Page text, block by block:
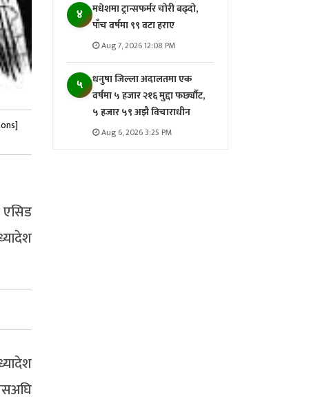
४
मधेशमा ट्रान्सफर्मर चोरी बढ्दो,
पाँच वर्षमा ९९ वटा हराए
Aug 7, 2026 12:08 PM
५
धनुषा जिल्ला अदालतमा एक
वर्षमा ५ हजार २१६ मुद्दा फर्छ्यौट,
५ हजार ५९ अझै विचाराधीन
Aug 6, 2026 3:25 PM